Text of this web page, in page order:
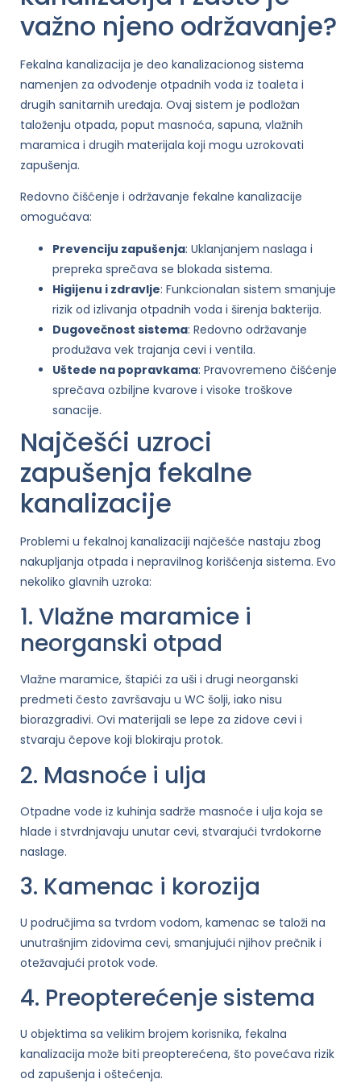
važno njeno održavanje?
Fekalna kanalizacija je deo kanalizacionog sistema
namenjen za odvođenje otpadnih voda iz toaleta i
drugih sanitarnih uređaja. Ovaj sistem je podložan
taloženju otpada, poput masnoća, sapuna, vlažnih
maramica i drugih materijala koji mogu uzrokovati
zapušenja.
Redovno čišćenje i održavanje fekalne kanalizacije
omogućava:
Prevenciju zapušenja: Uklanjanjem naslaga i
prepreka sprečava se blokada sistema.
Higijenu i zdravlje: Funkcionalan sistem smanjuje
rizik od izlivanja otpadnih voda i širenja bakterija.
Dugovečnost sistema: Redovno održavanje
produžava vek trajanja cevi i ventila.
Uštede na popravkama: Pravovremeno čišćenje
sprečava ozbiljne kvarove i visoke troškove
sanacije.
Najčešći uzroci
zapušenja fekalne
kanalizacije
Problemi u fekalnoj kanalizaciji najčešće nastaju zbog
nakupljanja otpada i nepravilnog korišćenja sistema. Evo
nekoliko glavnih uzroka:
1. Vlažne maramice i
neorganski otpad
Vlažne maramice, štapići za uši i drugi neorganski
predmeti često završavaju u WC šolji, iako nisu
biorazgradivi. Ovi materijali se lepe za zidove cevi i
stvaraju čepove koji blokiraju protok.
2. Masnoće i ulja
Otpadne vode iz kuhinja sadrže masnoće i ulja koja se
hlade i stvrdnjavaju unutar cevi, stvarajući tvrdokorne
naslage.
3. Kamenac i korozija
U područjima sa tvrdom vodom, kamenac se taloži na
unutrašnjim zidovima cevi, smanjujući njihov prečnik i
otežavajući protok vode.
4. Preopterećenje sistema
U objektima sa velikim brojem korisnika, fekalna
kanalizacija može biti preopterećena, što povećava rizik
od zapušenja i oštećenja.